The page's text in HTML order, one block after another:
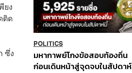
ยง
ติด
ซึ่ง
POLITICS
มหากาพย์โกงข้อสอบท้องถิ่น
ก่อนเดินหน้าสู่จุดจบในสัปดาห์